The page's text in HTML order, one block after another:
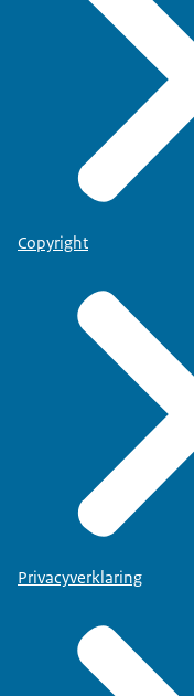
Copyright
Privacyverklaring